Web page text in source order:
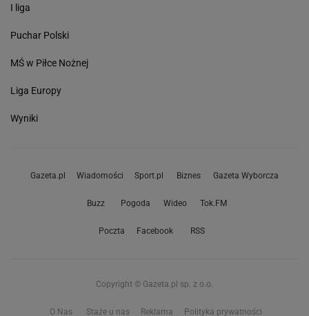
I liga
Puchar Polski
MŚ w Piłce Nożnej
Liga Europy
Wyniki
Gazeta.pl Wiadomości Sport.pl Biznes Gazeta Wyborcza
Buzz Pogoda Wideo Tok.FM
Poczta Facebook RSS
Copyright © Gazeta.pl sp. z o.o.
O Nas Staże u nas Reklama Polityka prywatności